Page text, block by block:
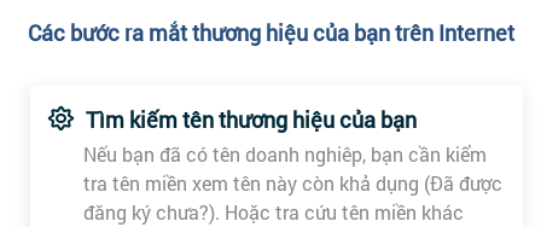
Các bước ra mắt thương hiệu của bạn trên Internet
Tìm kiếm tên thương hiệu của bạn
Nếu bạn đã có tên doanh nghiêp, bạn cần kiểm
tra tên miền xem tên này còn khả dụng (Đã được
đăng ký chưa?). Hoặc tra cứu tên miền khác